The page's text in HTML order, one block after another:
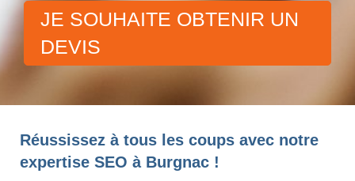
JE SOUHAITE OBTENIR UN
DEVIS
Réussissez à tous les coups avec notre
expertise SEO à Burgnac !